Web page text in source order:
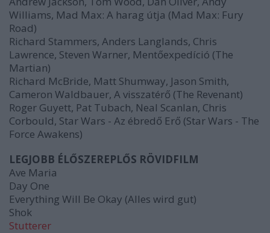
Williams, Mad Max: A harag útja (Mad Max: Fury
Road)
Richard Stammers, Anders Langlands, Chris
Lawrence, Steven Warner, Mentőexpedíció (The
Martian)
Richard McBride, Matt Shumway, Jason Smith,
Cameron Waldbauer, A visszatérő (The Revenant)
Roger Guyett, Pat Tubach, Neal Scanlan, Chris
Corbould, Star Wars - Az ébredő Erő (Star Wars - The
Force Awakens)
LEGJOBB ÉLŐSZEREPLŐS RÖVIDFILM
Ave Maria
Day One
Everything Will Be Okay (Alles wird gut)
Shok
Stutterer